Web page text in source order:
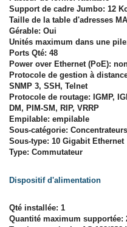
Support de cadre Jumbo: 12
Taille de la table d'adresses
Gérable: Oui
Unités maximum dans une
Ports Qté: 48
Power over Ethernet (PoE):
Protocole de gestion à
SNMP 3, SSH, Telnet
Protocole de routage: IGMP,
DM, PIM-SM, RIP, VRRP
Empilable: empilable
Sous-catégorie:
Sous-type: 10 Gigabit Ethernet
Type: Commutateur
Dispositif d'alimentation
Qté installée: 1
Quantité maximum supportée: